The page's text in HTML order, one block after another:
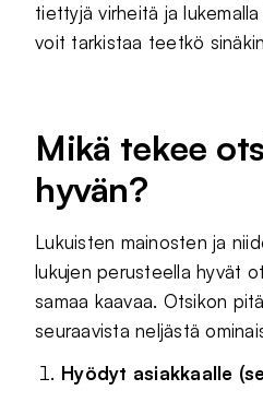
tiettyjä virheitä ja
voit tarkistaa teetkö
Mikä tekee
hyvän?
Lukuisten mainosten ja
lukujen perusteella hyvät
samaa kaavaa. Otsikon
seuraavista neljästä
Hyödyt asiakkaalle